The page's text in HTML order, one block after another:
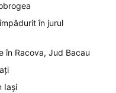
în jurul
în Racova, Jud Bacau
Iași